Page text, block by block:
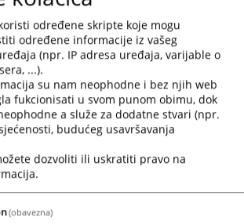
Press
the
question
mark
key
to
get
the
shortcuts
for
changing
dates.
javnih nabavki za 2023. godinu
javnih nabavki za 2023. godinu
javnih nabavki za 2023. godinu
javnih nabavki za 2022. god.
određene skripte koje mogu
određene informacije iz vašeg
(npr. IP adresa uređaja, varijable o
...).
su nam neophodne i bez njih web
fukcionisati u svom punom obimu, dok
a služe za dodatne stvari (npr.
budućeg usavršavanja
dozvoliti ili uskratiti pravo na
(obavezna)